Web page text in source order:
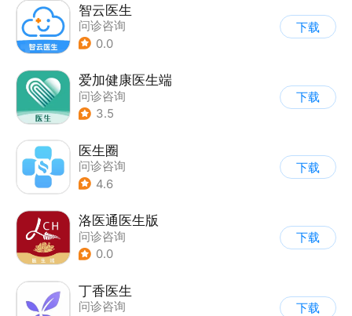
智云医生
问诊咨询
0.0
下载
爱加健康医生端
问诊咨询
3.5
下载
医生圈
问诊咨询
4.6
下载
洛医通医生版
问诊咨询
0.0
下载
丁香医生
问诊咨询
下载